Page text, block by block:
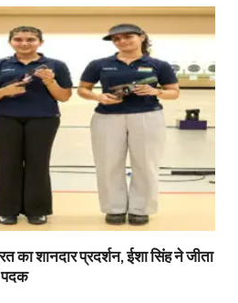
का शानदार प्रदर्शन, ईशा सिंह ने जीता
पदक